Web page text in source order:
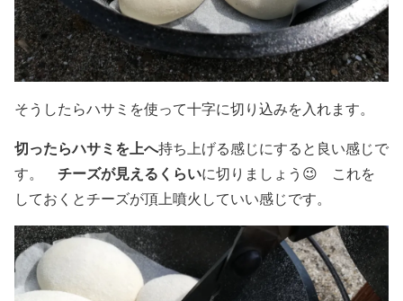
そうしたらハサミを使って十字に切り込みを入れます。
切ったらハサミを上へ持ち上げる感じにすると良い感じで
す。 チーズが見えるくらいに切りましょう😉 これを
しておくとチーズが頂上噴火していい感じです。